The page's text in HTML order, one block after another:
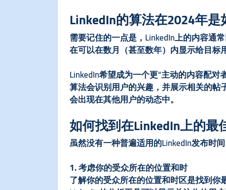
LinkedIn的算法在2024年
需要记住的一点是，LinkedIn上的内容通
在可以在数月（甚至数年）内显示给目标
LinkedIn希望成为一个更“主动的内容配对
算法会识别用户的兴趣，并展示相关的
会出现在其他用户的动态中。
如何找到在LinkedIn上的最
虽然没有一种普遍适用的LinkedIn发布时
1. 考虑你的受众所在的位置和时
了解你的受众所在的位置和时区是找到你